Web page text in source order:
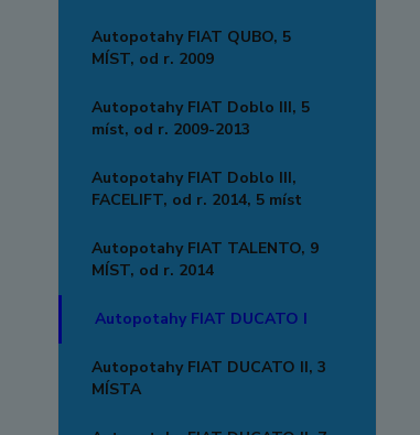
Autopotahy FIAT QUBO, 5
MÍST, od r. 2009
Autopotahy FIAT Doblo III, 5
míst, od r. 2009-2013
Autopotahy FIAT Doblo III,
FACELIFT, od r. 2014, 5 míst
Autopotahy FIAT TALENTO, 9
MÍST, od r. 2014
Autopotahy FIAT DUCATO I
Autopotahy FIAT DUCATO II, 3
MÍSTA